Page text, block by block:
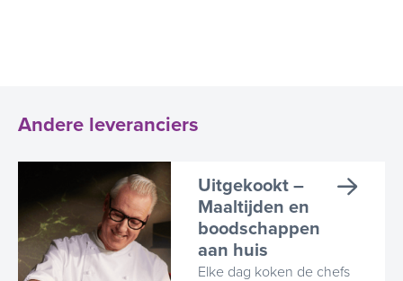
Andere leveranciers
Uitgekookt –
Maaltijden en
boodschappen
aan huis
Elke dag koken de chefs